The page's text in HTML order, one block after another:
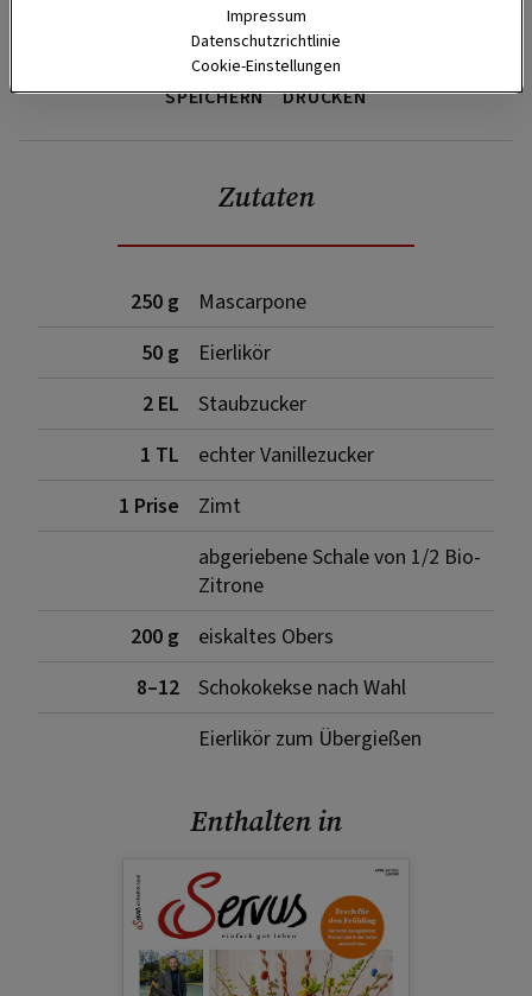
SPEICHERN DRUCKEN
Zutaten
250 g
Mascarpone
50 g
Eierlikör
2 EL
Staubzucker
1 TL
echter Vanillezucker
1 Prise
Zimt
abgeriebene Schale von 1/2 Bio-
Zitrone
200 g
eiskaltes Obers
8–12
Schokokekse nach Wahl
Eierlikör zum Übergießen
Enthalten in
Impressum
Datenschutzrichtlinie
Cookie-Einstellungen